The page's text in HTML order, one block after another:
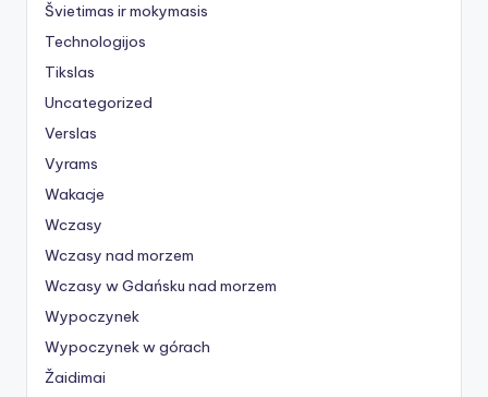
Švietimas ir mokymasis
Technologijos
Tikslas
Uncategorized
Verslas
Vyrams
Wakacje
Wczasy
Wczasy nad morzem
Wczasy w Gdańsku nad morzem
Wypoczynek
Wypoczynek w górach
Žaidimai